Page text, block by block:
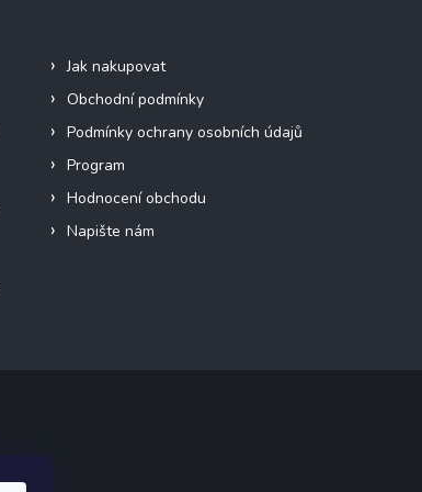
Jak nakupovat
Obchodní podmínky
Podmínky ochrany osobních údajů
Program
Hodnocení obchodu
Napište nám